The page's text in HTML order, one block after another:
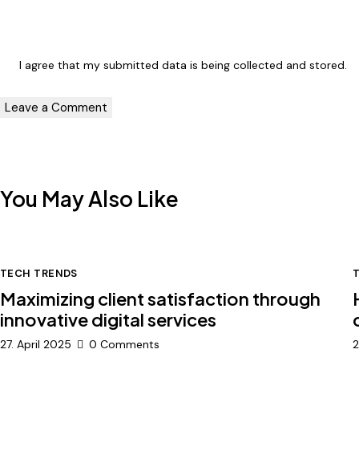
I agree that my submitted data is being collected and stored.
You May Also Like
TECH TRENDS
Maximizing client satisfaction through
innovative digital services
27. April 2025 0 Comments